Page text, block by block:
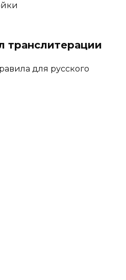
транслитерации
для русского